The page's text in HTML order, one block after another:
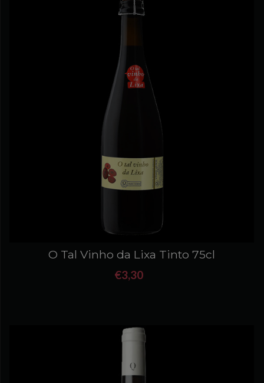
O Tal Vinho da Lixa Tinto 75cl
€3,30